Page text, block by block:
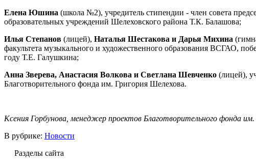
Елена Юшина (школа №2), учредитель стипендии - член совета
образовательных учреждений Шелеховского района Т.К. Балашова;
Илья Степанов (лицей), Наталья Шестакова и Дарья Михина
факультета музыкального и художественного образования ВСГАО,
году Т.Е. Галушкина;
Анна Зверева, Анастасия Волкова и Светлана Шевченко (лицей),
Благотворительного фонда им. Григория Шелехова.
Ксения Горбунова, менеджер проектов Благотворительного фонда
В рубрике: Новости
Разделы сайта